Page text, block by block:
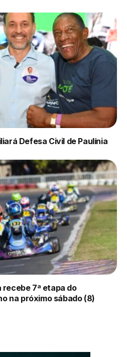
Defesa Civil de Paulínia
recebe 7ª etapa do
na próximo sábado (8)